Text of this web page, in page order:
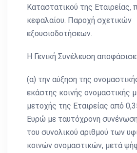
Καταστατικού της Εταιρείας,
κεφαλαίου. Παροχή σχετικών
εξουσιοδοτήσεων.
Η Γενική Συνέλευση αποφάσισε:
(α) την αύξηση της
εκάστης κοινής ονομαστικής
μετοχής της Εταιρείας από
Ευρώ με ταυτόχρονη
του συνολικού αριθμού των
κοινών ονομαστικών, μετά